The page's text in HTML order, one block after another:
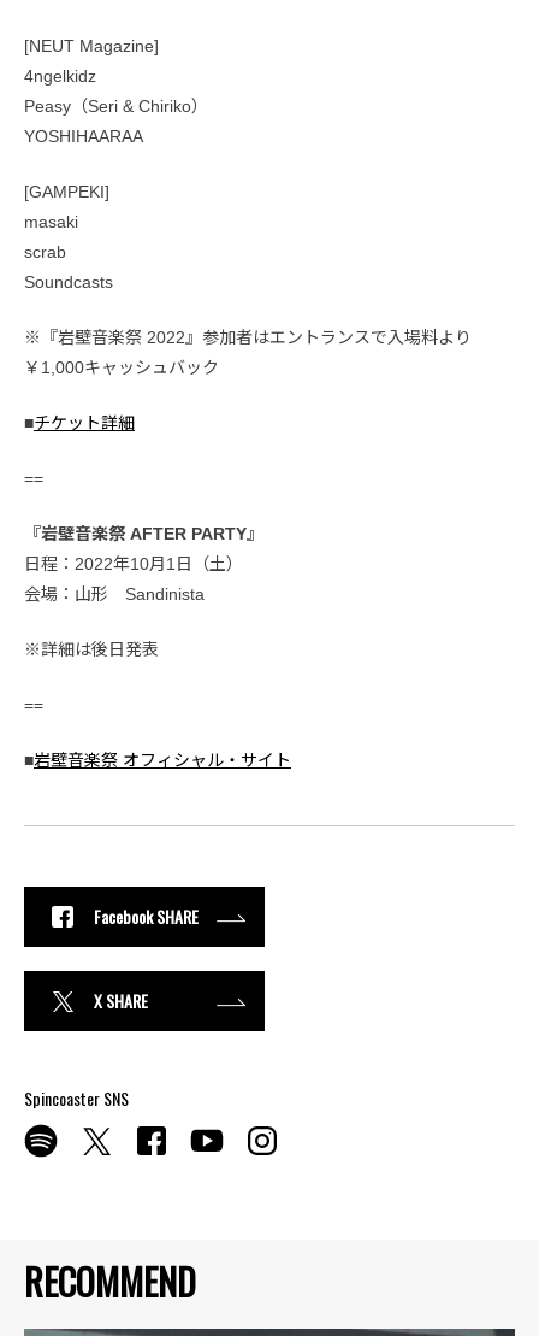
RECOMMEND
[NEUT Magazine]
4ngelkidz
Peasy（Seri & Chiriko）
YOSHIHAARAA
[GAMPEKI]
masaki
scrab
Soundcasts
※『岩壁音楽祭 2022』参加者はエントランスで入場料より
￥1,000キャッシュバック
■チケット詳細
==
『岩壁音楽祭 AFTER PARTY』
日程：2022年10月1日（土）
会場：山形 Sandinista
※詳細は後日発表
==
■岩壁音楽祭 オフィシャル・サイト
Facebook SHARE
X SHARE
Spincoaster SNS